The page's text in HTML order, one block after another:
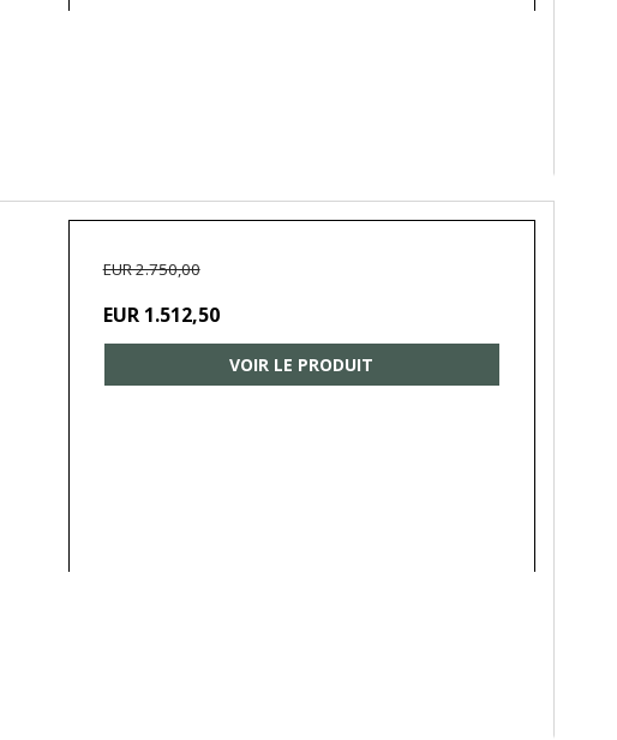
EUR 2.750,00
EUR 1.512,50
VOIR LE PRODUIT